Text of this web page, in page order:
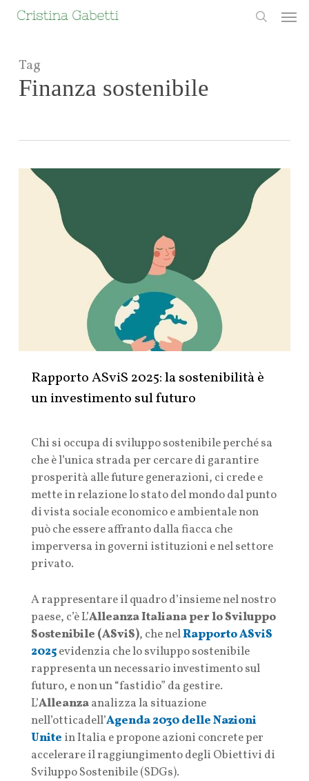
Skip
content
Tag
Finanza sostenibile
Rapporto ASviS 2025: la sostenibilità è
un investimento sul futuro
Chi si occupa di sviluppo sostenibile perché sa
che è l’unica strada per cercare di garantire
prosperità alle future generazioni, ci crede e
mette in relazione lo stato del mondo dal punto
di vista sociale economico e ambientale non
può che essere affranto dalla fiacca che
imperversa in governi istituzioni e nel settore
privato.
A rappresentare il quadro d’insieme nel nostro
paese, c’è L’Alleanza Italiana per lo Sviluppo
Sostenibile (ASviS), che nelRapporto ASviS
2025evidenzia che lo sviluppo sostenibile
rappresenta un necessario investimento sul
futuro, e non un “fastidio” da gestire.
L’Alleanzaanalizza la situazione
nell’otticadell’Agenda 2030 delle Nazioni
Unite in Italia e propone azioni concrete per
accelerare il raggiungimento degli Obiettivi di
Sviluppo Sostenibile (SDGs).